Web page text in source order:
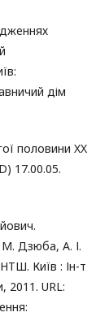
дім
половини XX
17.00.05.
М. Дзюба, А. І.
Київ : Ін-т
2011. URL: